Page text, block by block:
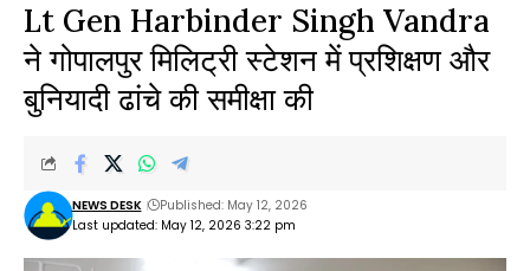
Lt Gen Harbinder Singh Vandra
ने गोपालपुर मिलिट्री स्टेशन में प्रशिक्षण और
बुनियादी ढांचे की समीक्षा की
Last updated: May 12, 2026 3:22 pm
NEWS DESK Published: May 12, 2026